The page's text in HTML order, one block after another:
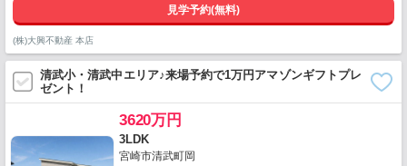
見学予約(無料)
(株)大興不動産 本店
清武小・清武中エリア♪来場予約で1万円アマゾンギフトプレ
ゼント！
3620万円
3LDK
宮崎市清武町岡